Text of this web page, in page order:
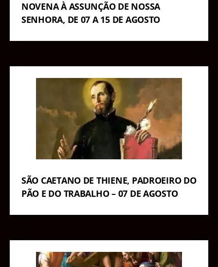
NOVENA À ASSUNÇÃO DE NOSSA
SENHORA, DE 07 A 15 DE AGOSTO
SÃO CAETANO DE THIENE, PADROEIRO DO
PÃO E DO TRABALHO – 07 DE AGOSTO